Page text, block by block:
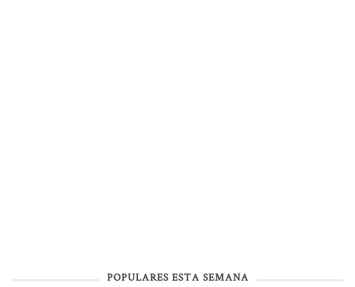
POPULARES ESTA SEMANA